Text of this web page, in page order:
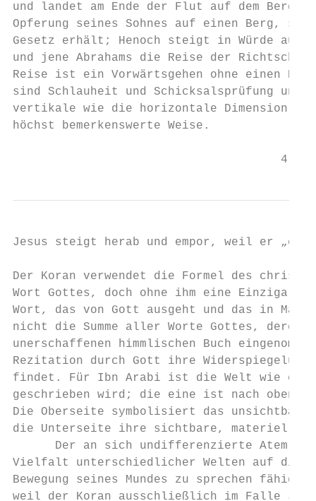
und landet am Ende der Flut auf dem Berg
Opferung seines Sohnes auf einen Berg, so
Gesetz erhält; Henoch steigt in Würde
und jene Abrahams die Reise der
Reise ist ein Vorwärtsgehen ohne einen
sind Schlauheit und Schicksalsprüfung
vertikale wie die horizontale Dimension der
höchst bemerkenswerte Weise.
                                      4
Jesus steigt herab und empor, weil er
Der Koran verwendet die Formel des
Wort Gottes, doch ohne ihm eine
Wort, das von Gott ausgeht und das in
nicht die Summe aller Worte Gottes, deren
unerschaffenen himmlischen Buch
Rezitation durch Gott ihre Widerspiegelung
findet. Für Ibn Arabi ist die Welt wie ein
geschrieben wird; die eine ist nach oben
Die Oberseite symbolisiert das
die Unterseite ihre sichtbare, materielle
Der an sich undifferenzierte Atem
Vielfalt unterschiedlicher Welten auf
Bewegung seines Mundes zu sprechen
weil der Koran ausschließlich im Falle